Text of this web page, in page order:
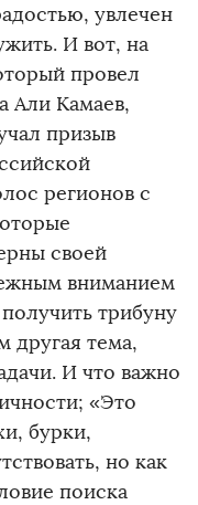
увлечен
И вот, на
провел
Али Камаев,
призыв
регионов с
своей
вниманием
трибуну
другая тема,
И что важно
«Это
бурки,
но как
поиска